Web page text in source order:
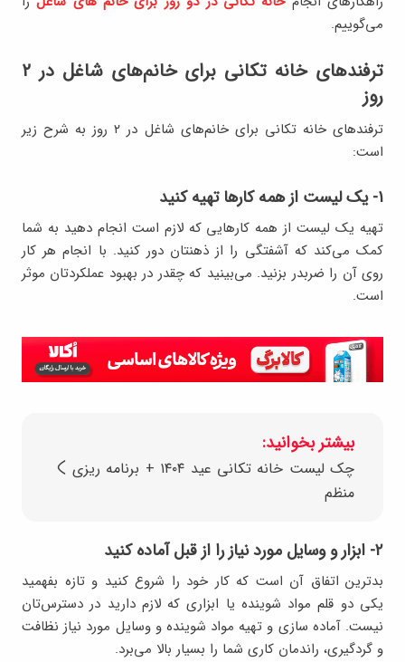
می‌گوییم.
ترفندهای خانه تکانی برای خانم‌های شاغل در ۲
روز
ترفندهای خانه تکانی برای خانم‌های شاغل در ۲ روز به شرح زیر
است:
۱- یک لیست از همه کارها تهیه کنید
تهیه یک لیست از همه کارهایی که لازم است انجام دهید به شما
کمک می‌کند که آشفتگی را از ذهنتان دور کنید. با انجام هر کار
روی آن را ضربدر بزنید. می‌بینید که چقدر در بهبود عملکردتان موثر
است.
بیشتر بخوانید:
چک لیست خانه تکانی عید ۱۴۰۴ + برنامه ریزی
منظم
۲- ابزار و وسایل مورد نیاز را از قبل آماده کنید
بدترین اتفاق آن است که کار خود را شروع کنید و تازه بفهمید
یکی دو قلم مواد شوینده یا ابزاری که لازم دارید در دسترس‌تان
نیست. آماده سازی و تهیه مواد شوینده و وسایل مورد نیاز نظافت
و گردگیری، راندمان کاری شما را بسیار بالا می‌برد.